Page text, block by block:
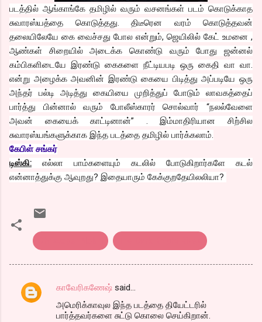
படத்தில் ஆங்காங்கே தமிழில் வரும் வசனங்கள் படம் கொடுக்காத
சுவாரஸ்யத்தை கொடுத்தது. திடீரென வரம் கொடுத்தவன்
தலையிலேயே கை வைச்சது போல என்றும், ஜெயிலில் கேட் உமனை ,
ஆண்கள் சிறையில் அடைக்க கொண்டு வரும் போது ஜன்னல்
கம்பிகளிடையே இரண்டு கைகளை நீட்டியபடி ஒரு கைதி வா வா.
என்று அழைக்க அவனின் இரண்டு கையை பிடித்து அப்படியே ஒரு
அந்தர் பல்டி அடித்து கையியை முறித்துப் போடும் லாவகத்தைப்
பார்த்து பின்னால் வரும் போலீஸ்காரர் சொல்வார் “நலல்வேளை
அவன் கையைக் காட்டினான்” . இம்மாதிரியான சிற்சில
சுவாரஸ்யங்களுக்காக இந்த படத்தை தமிழில் பார்க்கலாம்.
கேபிள் சங்கர்
டிஸ்கி: எல்லா பாம்களையும் கடலில் போடுகிறார்களே கடல்
என்னாத்துக்கு ஆவுறது? இதையாரும் கேக்குறதேயிலலியா?
C
காவேரிகணேஷ் said…
அமெரிக்காவுல இந்த படத்தை தியேட்டரில்
பார்த்தவர்களை சுட்டு கொலை செய்கிறான்.